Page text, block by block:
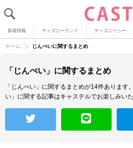
新着情報 ディズニーランド ディズニーシー
ホーム じんぺいに関するまとめ
「じんぺい」に関するまとめ
「じんぺい」に関するまとめが14件あります。
い」に関する記事はキャステルでお楽しみいた